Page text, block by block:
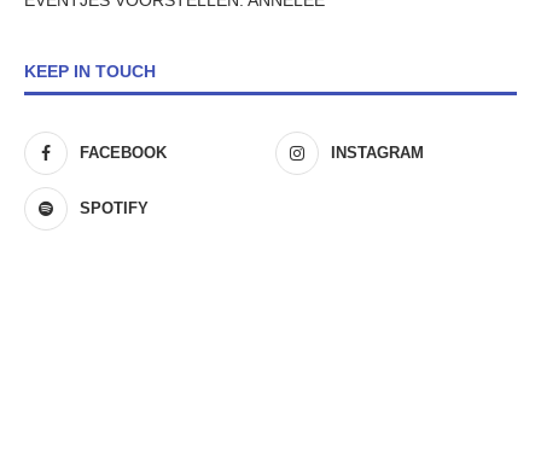
KEEP IN TOUCH
FACEBOOK INSTAGRAM
SPOTIFY